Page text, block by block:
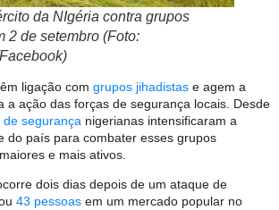
da NIgéria contra grupos
2 de setembro (Foto:
ligação com grupos jihadistas e agem a
a ação das forças de segurança locais. Desde
de segurança nigerianas intensificaram a
do país para combater esses grupos
e mais ativos.
dois dias depois de um ataque de
43 pessoas em um mercado popular no